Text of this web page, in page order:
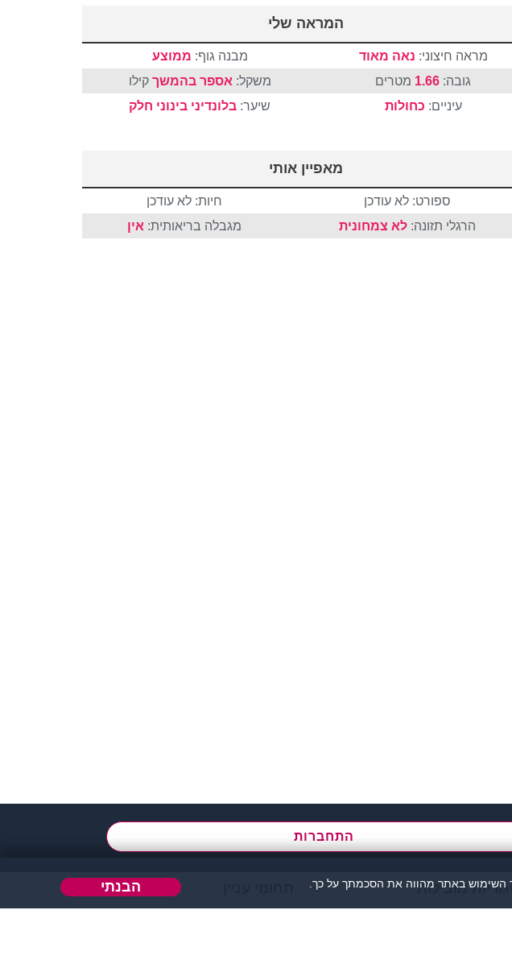
המראה שלי
מראה חיצוני: נאה מאוד מבנה גוף: ממוצע
גובה: 1.66 מטרים משקל: אספר בהמשך קילו
עיניים: כחולות שיער: בלונדיני בינוני חלק
מאפיין אותי
ספורט: לא עודכן
חיות: לא עודכן
הרגלי תזונה: לא צמחונית מגבלה בריאותית: אין
התחברות
מובילות
השימוש באתר מהווה את הסכמתך על כך. הבנתי